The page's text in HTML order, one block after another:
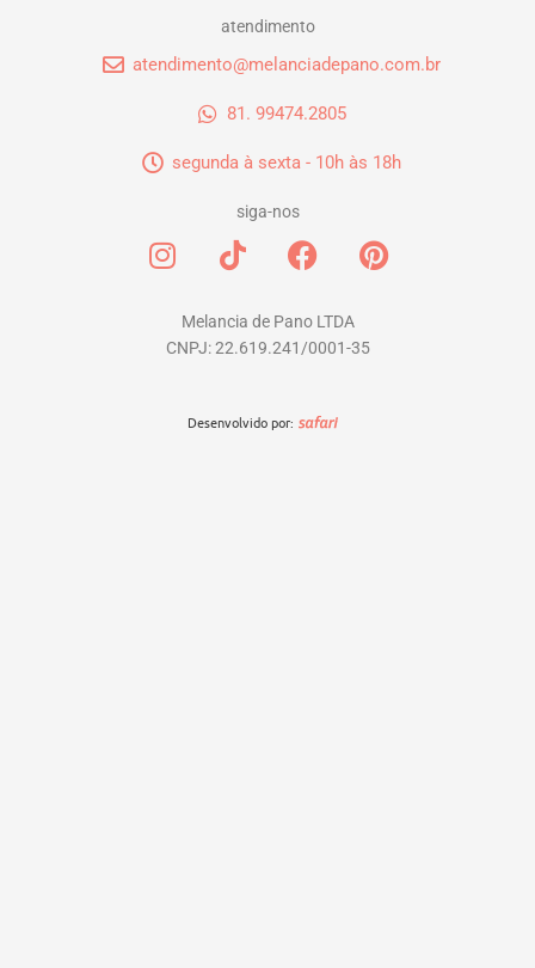
atendimento
atendimento@melanciadepano.com.br
81. 99474.2805
segunda à sexta - 10h às 18h
siga-nos
I
n
a
T
i
t
o
F
a
e
b
o
P
i
Melancia de Pano LTDA
CNPJ: 22.619.241/0001-35
Desenvolvido por: